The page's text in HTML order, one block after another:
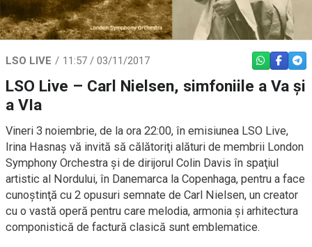
LSO LIVE 11:57 / 03/11/2017 WHATSAPP
LSO Live – Carl Nielsen, simfoniile a Va și
a VIa
Vineri 3 noiembrie, de la ora 22:00, în emisiunea LSO Live,
Irina Hasnaș vă invită să călătoriţi alături de membrii London
Symphony Orchestra şi de dirijorul Colin Davis în spaţiul
artistic al Nordului, în Danemarca la Copenhaga, pentru a face
cunoştinţă cu 2 opusuri semnate de Carl Nielsen, un creator
cu o vastă operă pentru care melodia, armonia şi arhitectura
componistică de factură clasică sunt emblematice.